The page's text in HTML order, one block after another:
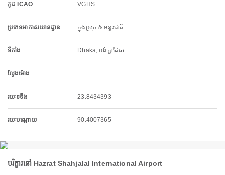
កូដ ICAO VGHS
ប្រភេទអាកាសយានដ្ឋាន ក្នុងស្រុក & អន្តរជាតិ
ទីតាំង Dhaka, បង់ក្លាដែស
ល្វែងម៉ោង
រយៈទទឹង 23.8434393
រយៈបណ្តោយ 90.4007365
បរិក្ខារនៅ Hazrat Shahjalal International Airport